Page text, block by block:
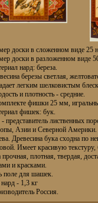
доски в сложенном виде 25
доски в разложенном виде
нард: береза.
березы светлая,
легким шелковистым
и плотность - средние.
фишки 25 мм,
фишек: бук.
представитель лиственных
Азии и Северной Америки.
Древесина бука сходна по
Имеет красивую
плотная, твердая,
и красками.
поле для шашек.
- 1,3 кг
Россия.